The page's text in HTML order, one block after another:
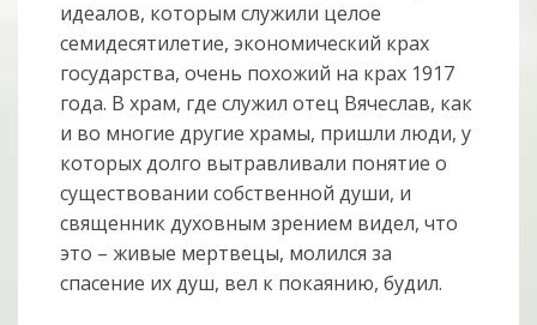
идеалов, которым служили целое
семидесятилетие, экономический крах
государства, очень похожий на крах 1917
года. В храм, где служил отец Вячеслав, как
и во многие другие храмы, пришли люди, у
которых долго вытравливали понятие о
существовании собственной души, и
священник духовным зрением видел, что
это – живые мертвецы, молился за
спасение их душ, вел к покаянию, будил.